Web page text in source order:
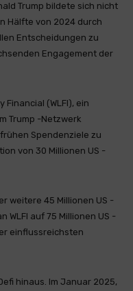
Trump bildete sich nicht
Hälfte von 2024 durch
Entscheidungen zu
Engagement der
Financial (WLFI), ein
Trump -Netzwerk
Spendenziele zu
von 30 Millionen US -
weitere 45 Millionen US -
WLFI auf 75 Millionen US -
einflussreichsten
hinaus. Im Januar 2025,